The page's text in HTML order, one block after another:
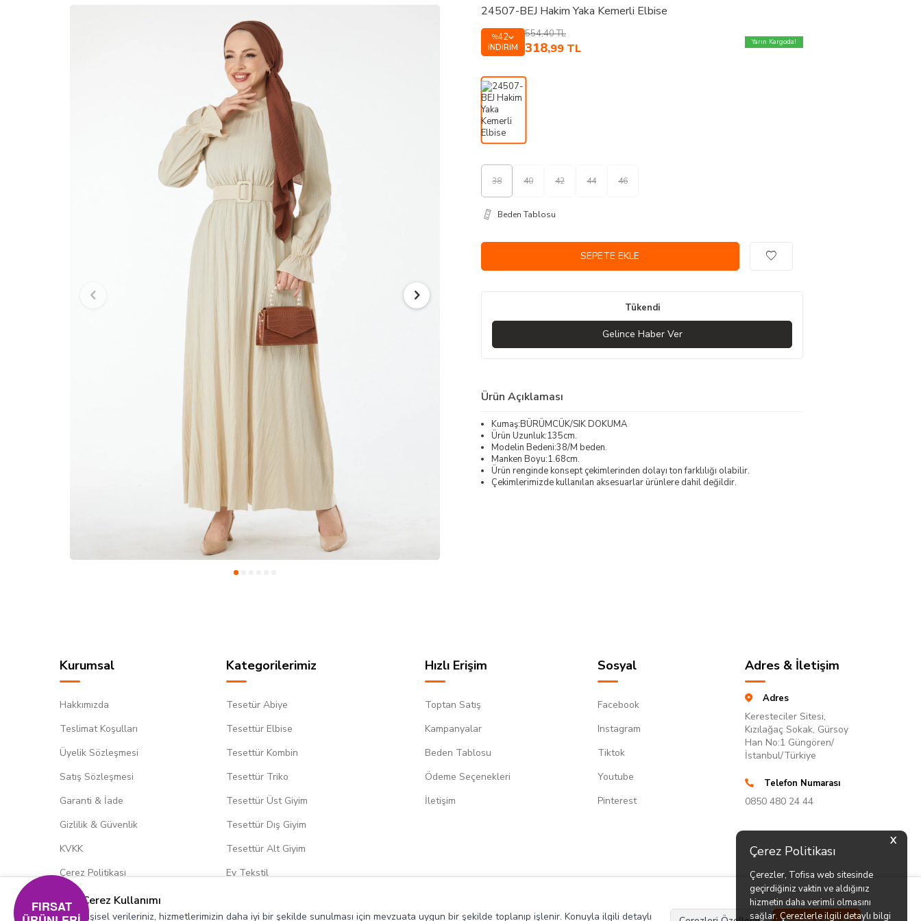
X
Çerez Politikası
Çerezler, Tofisa web sitesinde
geçirdiğiniz vaktin ve aldığınız
hizmetin daha verimli olmasını
sağlar. Çerezlerle ilgili detaylı bilgi
24507-BEJ Hakim Yaka Kemerli Elbise
%42
İNDIRIM
554,40TL
318,99 TL Yarın Kargoda!
38 40 42 44 46
Beden Tablosu
SEPETE EKLE
Tükendi
Gelince Haber Ver
Ürün Açıklaması
Kumaş:BÜRÜMCÜK/SIK DOKUMA
Ürün Uzunluk:135cm.
Modelin Bedeni:38/M beden.
Manken Boyu:1.68cm.
Ürün renginde konsept çekimlerinden dolayı ton farklılığı olabilir.
Çekimlerimizde kullanılan aksesuarlar ürünlere dahil değildir.
Kurumsal
Hakkımızda
Teslimat Koşulları
Üyelik Sözleşmesi
Satış Sözleşmesi
Garanti & İade
Gizlilik & Güvenlik
KVKK
Çerez Politikası
Kategorilerimiz
Tesetür Abiye
Tesettür Elbise
Tesettür Kombin
Tesettür Triko
Tesettür Üst Giyim
Tesettür Dış Giyim
Tesettür Alt Giyim
Ev Tekstil
Hızlı Erişim
Toptan Satış
Kampanyalar
Beden Tablosu
Ödeme Seçenekleri
İletişim
Sosyal
Facebook
Instagram
Tiktok
Youtube
Pinterest
Adres & İletişim
Adres
Keresteciler Sitesi,
Kızılağaç Sokak, Gürsoy
Han No:1 Güngören/
İstanbul/Türkiye
Telefon Numarası
0850 480 24 44
Çerez Kullanımı
Kişisel verileriniz, hizmetlerimizin daha iyi bir şekilde sunulması için mevzuata uygun bir şekilde toplanıp işlenir. Konuyla ilgili detaylı
FIRSAT